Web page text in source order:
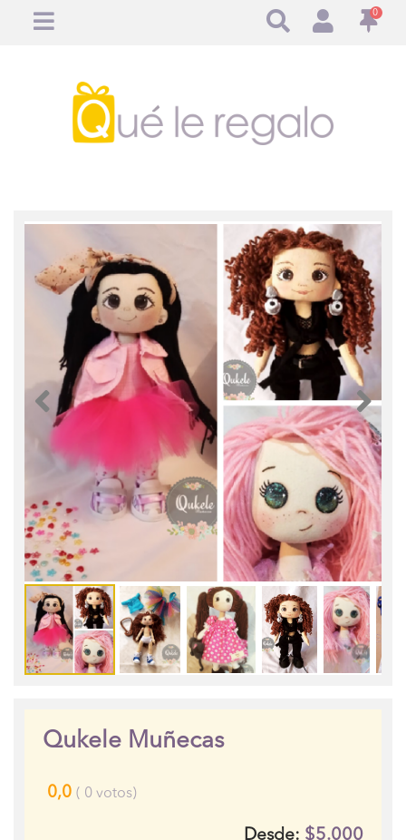
0
Anterior
Qukele Muñecas
0,0 ( 0 votos)
Desde: $5.000